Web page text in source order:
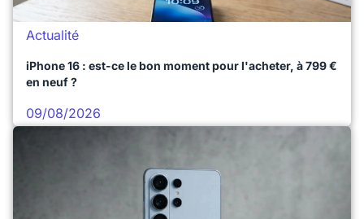
Actualité
iPhone 16 : est-ce le bon moment pour l'acheter, à 799 €
en neuf ?
09/08/2026